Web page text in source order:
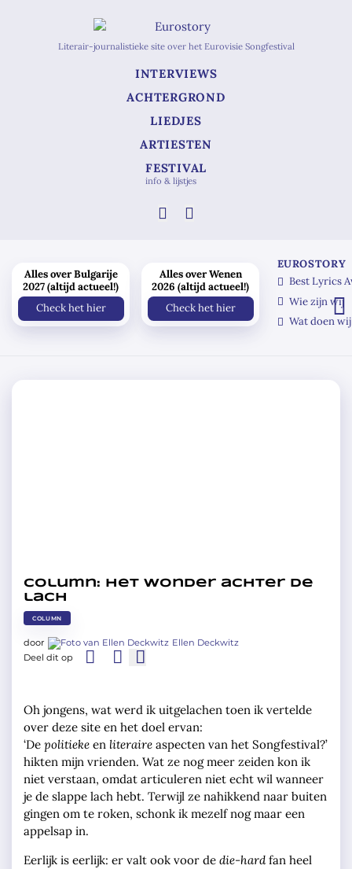
Literair-journalistieke site over het Eurovisie Songfestival
INTERVIEWS
ACHTERGROND
LIEDJES
ARTIESTEN
FESTIVAL
info & lijstjes
Column: Het wonder achter de
lach
COLUMN
door
Ellen Deckwitz
Deel dit op
Oh jongens, wat werd ik uitgelachen toen ik vertelde
over deze site en het doel ervan:
‘De politieke en literaire aspecten van het Songfestival?’
hikten mijn vrienden. Wat ze nog meer zeiden kon ik
niet verstaan, omdat articuleren niet echt wil wanneer
je de slappe lach hebt. Terwijl ze nahikkend naar buiten
gingen om te roken, schonk ik mezelf nog maar een
appelsap in.
Eerlijk is eerlijk: er valt ook voor de die-hardfan heel
Alles over Bulgarije
2027 (altijd actueel!)
Check het hier
Alles over Wenen
2026 (altijd actueel!)
Check het hier
EUROSTORY
Best Lyrics
Wie zijn wij
Wat doen wij